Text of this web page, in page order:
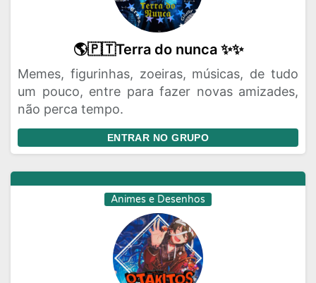
🌎🇵🇹Terra do nunca ✨✨
Memes, figurinhas, zoeiras, músicas, de tudo
um pouco, entre para fazer novas amizades,
não perca tempo.
ENTRAR NO GRUPO
Animes e Desenhos